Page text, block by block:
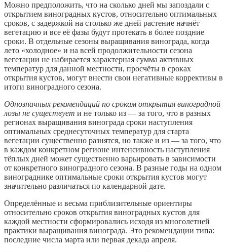
Можно предположить, что на сколько дней мы запоздали с
открытием виноградных кустов, относительно оптимальных
сроков, с задержкой на столько же дней растение начнёт
вегетацию и все её фазы будут протекать в более поздние
сроки. В отдельные сезоны выращивания винограда, когда
лето «холодное» и на всей продолжительности сезона
вегетации не набирается характерная сумма активных
температур для данной местности, просчёты в сроках
открытия кустов, могут внести свои негативные коррективы в
итоги виноградного сезона.
Однозначных рекомендаций по срокам открытия виноградной
лозы не существует и не только из — за того, что в разных
регионах выращивания винограда сроки наступления
оптимальных среднесуточных температур для старта
вегетации существенно разнятся, но также и из — за того, что
в каждом конкретном регионе интенсивность наступления
тёплых дней может существенно варьировать в зависимости
от конкретного виноградного сезона. В разные годы на одном
винограднике оптимальные сроки открытия кустов могут
значительно различаться по календарной дате.
Определённые и весьма приблизительные ориентиры
относительно сроков открытия виноградных кустов для
каждой местности сформировались исходя из многолетней
практики выращивания винограда. Это рекомендации типа:
последние числа марта или первая декада апреля.